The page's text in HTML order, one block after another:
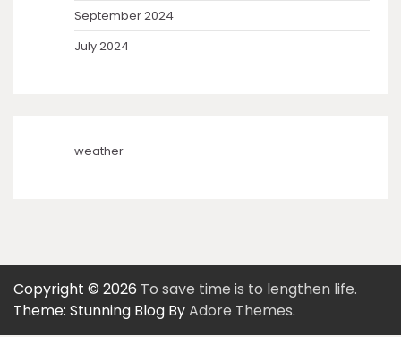
September 2024
July 2024
weather
Copyright © 2026 To save time is to lengthen life.
Theme: Stunning Blog ByAdore Themes.